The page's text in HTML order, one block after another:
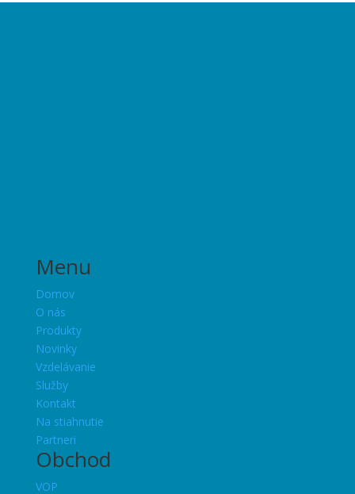
Menu
Domov
O nás
Produkty
Novinky
Vzdelávanie
Služby
Kontakt
Na stiahnutie
Partneri
Obchod
VOP